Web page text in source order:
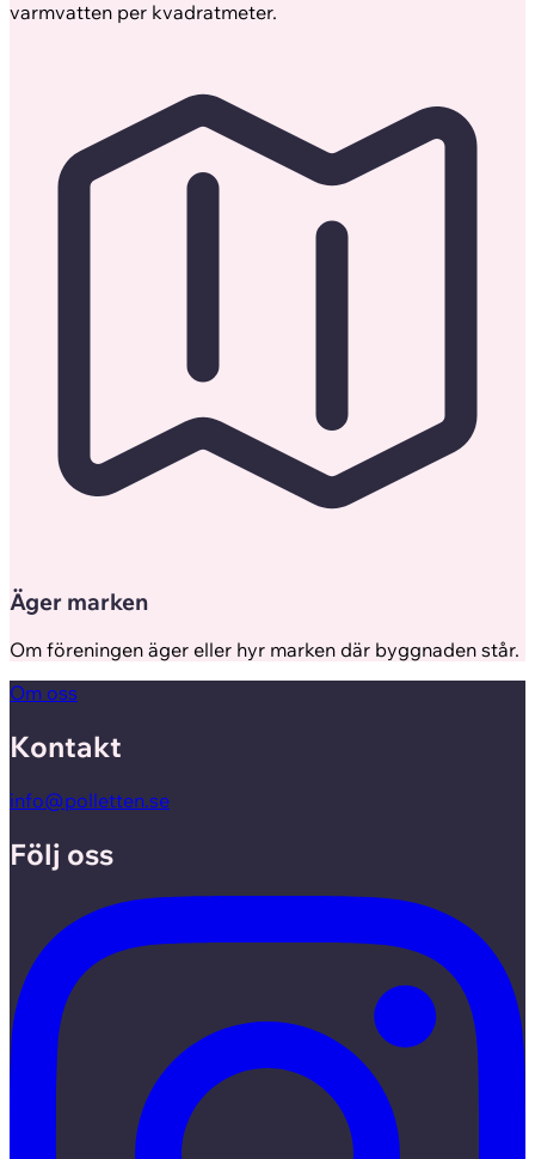
varmvatten per kvadratmeter.
Äger marken
Om föreningen äger eller hyr marken där byggnaden står.
Om oss
Kontakt
info@polletten.se
Följ oss